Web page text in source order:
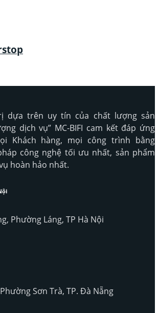
dựa trên uy tín của chất lượng sản
dịch vụ” MC-BIFI cam kết đáp ứng
Khách hàng, mọi công trình bằng
công nghệ tối ưu nhất, sản phẩm
hoàn hảo nhất.
Phường Láng, TP Hà Nội
Sơn Trà, TP. Đà Nẵng